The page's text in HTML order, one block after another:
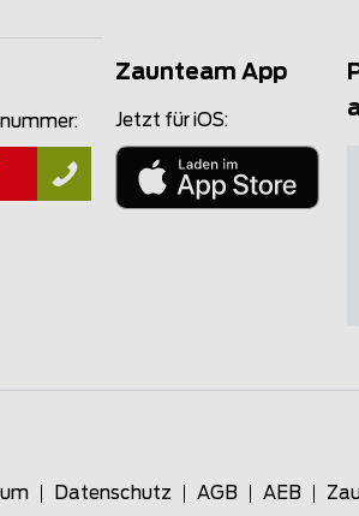
Zaunteam App
Jetzt für iOS:
Datenschutz AGB AEB